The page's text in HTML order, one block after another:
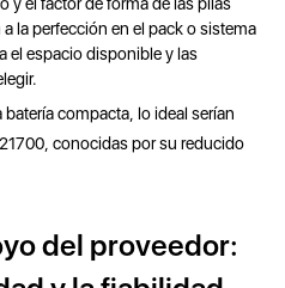
la perfección en el pack o sistema
el espacio disponible y las
batería compacta, lo ideal serían
conocidas por su reducido
del proveedor: